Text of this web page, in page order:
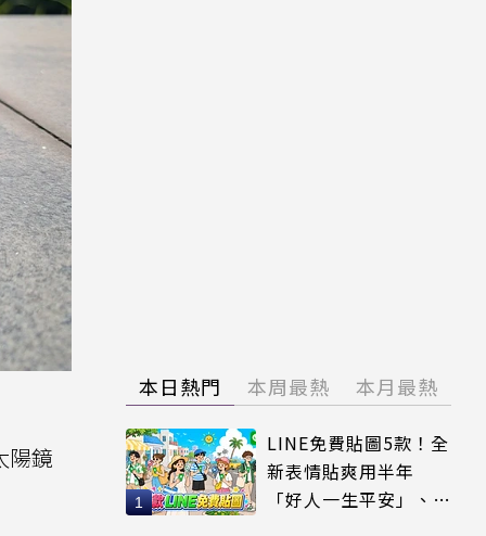
陽鏡
本日熱門 本周最熱 本月最熱
LINE免費貼圖5款！全
新表情貼爽用半年
「好人一生平安」、